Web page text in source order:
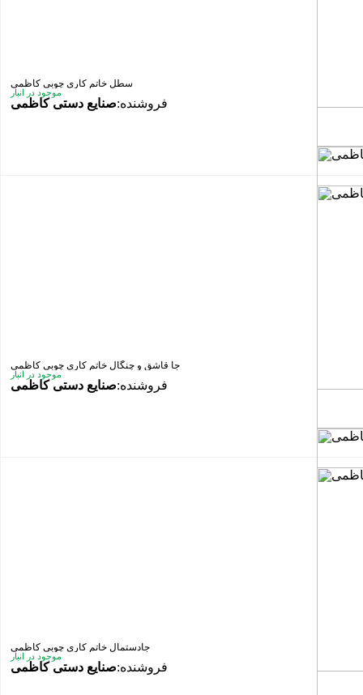
سطل خاتم کاری چوبی کاظمی
موجود در انبار
فروشنده:صنایع دستی کاظمی
جا قاشق و چنگال خاتم کاری چوبی کاظمی
موجود در انبار
فروشنده:صنایع دستی کاظمی
جادستمال خاتم کاری چوبی کاظمی
موجود در انبار
فروشنده:صنایع دستی کاظمی